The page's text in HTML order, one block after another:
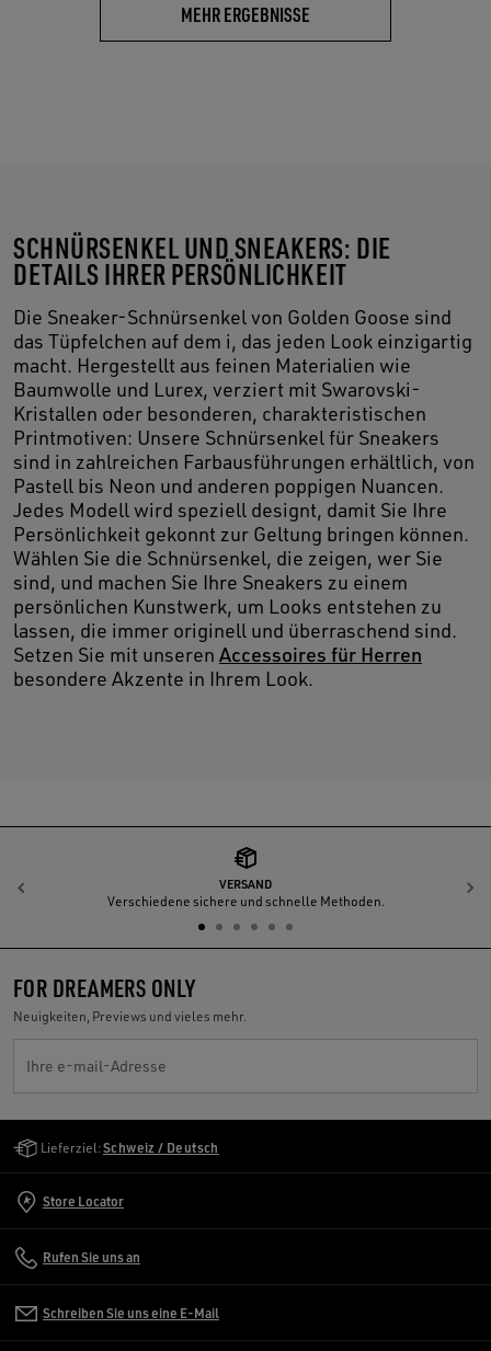
MEHR ERGEBNISSE
SCHNÜRSENKEL UND SNEAKERS: DIE
DETAILS IHRER PERSÖNLICHKEIT
Die Sneaker-Schnürsenkel von Golden Goose sind
das Tüpfelchen auf dem i, das jeden Look einzigartig
macht. Hergestellt aus feinen Materialien wie
Baumwolle und Lurex, verziert mit Swarovski-
Kristallen oder besonderen, charakteristischen
Printmotiven: Unsere Schnürsenkel für Sneakers
sind in zahlreichen Farbausführungen erhältlich, von
Pastell bis Neon und anderen poppigen Nuancen.
Jedes Modell wird speziell designt, damit Sie Ihre
Persönlichkeit gekonnt zur Geltung bringen können.
Wählen Sie die Schnürsenkel, die zeigen, wer Sie
sind, und machen Sie Ihre Sneakers zu einem
persönlichen Kunstwerk, um Looks entstehen zu
lassen, die immer originell und überraschend sind.
Setzen Sie mit unseren Accessoires für Herren
besondere Akzente in Ihrem Look.
VERSAND
Verschiedene sichere und schnelle Methoden.
Zurück
FOR DREAMERS ONLY
Neuigkeiten, Previews und vieles mehr.
Ihre e-mail-Adresse
Lieferziel: Schweiz / Deutsch
Store Locator
Rufen Sie uns an
Schreiben Sie uns eine E-Mail